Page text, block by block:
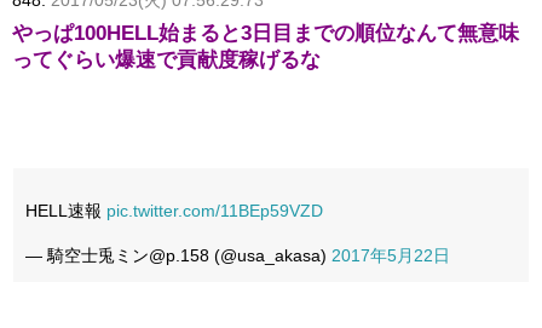
やっぱ100HELL始まると3日目までの順位なんて無意味
ってぐらい爆速で貢献度稼げるな
HELL速報 pic.twitter.com/11BEp59VZD
— 騎空士兎ミン@p.158 (@usa_akasa) 2017年5月22日